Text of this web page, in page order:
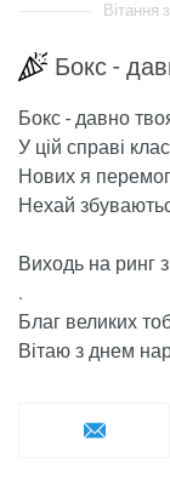
Вітання
Бокс -
Бокс - давно
У цій справі
Нових я
Нехай
Виходь на ринг
.
Благ великих
Вітаю з днем